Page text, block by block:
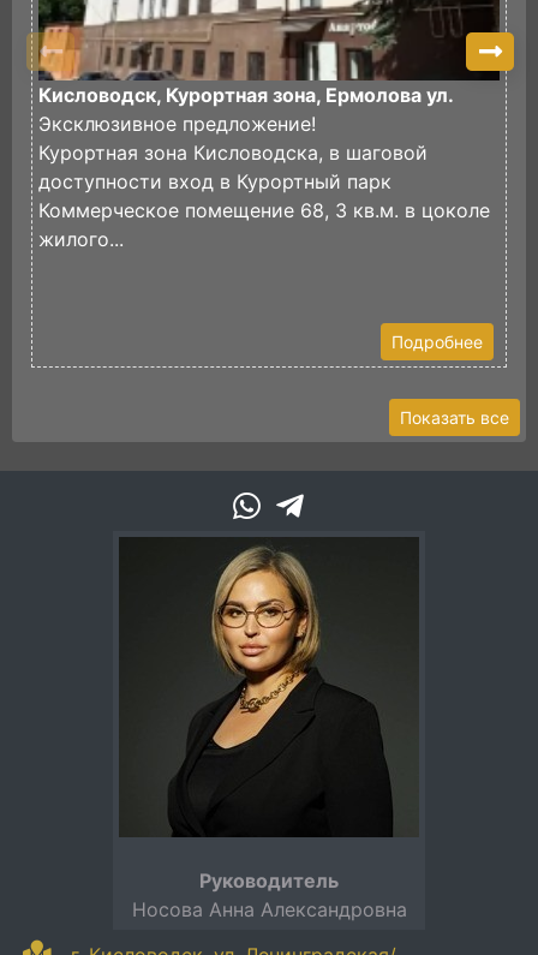
Кисловодск, Курортная зона, Ермолова ул.
Эксклюзивное предложение!
Курортная зона Кисловодска, в шаговой
доступности вход в Курортный парк
Коммерческое помещение 68, 3 кв.м. в цоколе
жилого...
Подробнее
Показать все
Руководитель
Носова Анна Александровна